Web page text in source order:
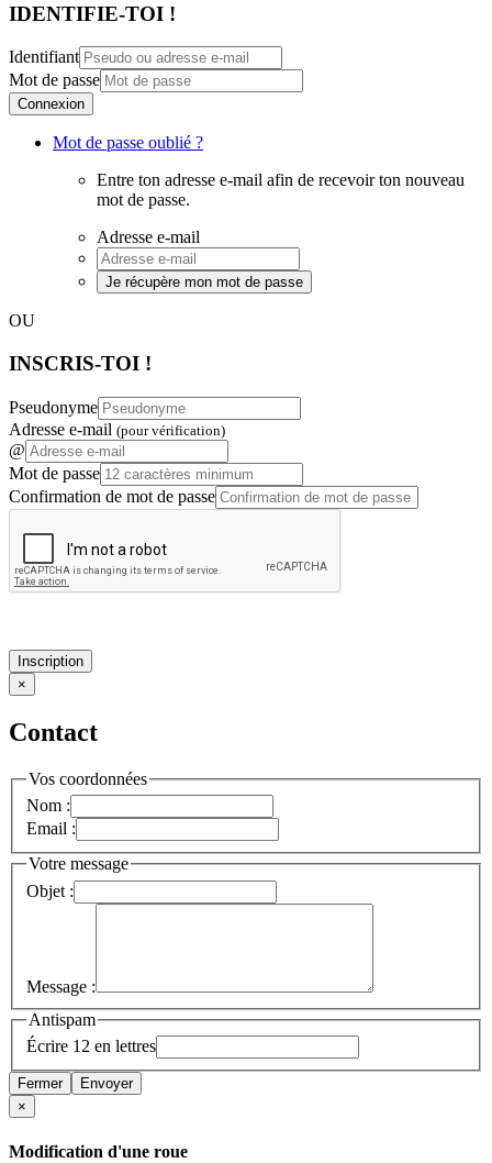
IDENTIFIE-TOI !
Identifiant
Mot de passe
Connexion
Mot de passe oublié ?
Entre ton adresse e-mail afin de recevoir ton nouveau
mot de passe.
Adresse e-mail
Je récupère mon mot de passe
OU
INSCRIS-TOI !
Pseudonyme
Adresse e-mail (pour vérification)
@
Mot de passe
Confirmation de mot de passe
Inscription
×
Contact
Vos coordonnées
Nom :
Email :
Votre message
Objet :
Message :
Antispam
Écrire 12 en lettres
Fermer
Envoyer
×
Modification d'une roue